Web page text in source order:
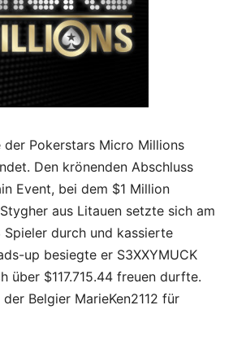
Pokerstars Micro Millions
Den krönenden Abschluss
Event, bei dem $1 Million
aus Litauen setzte sich am
Spieler durch und kassierte
up besiegte er S3XXYMUCK
über $117.715.44 freuen durfte.
Belgier MarieKen2112 für